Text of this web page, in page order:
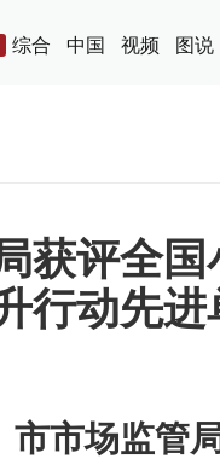
综合 中国 视频 图说
获评全
行动先进
市市场监管